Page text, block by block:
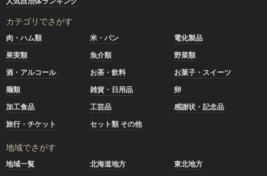
カテゴリでさがす
肉・ハム類 米・パン
電化製品
果実類
魚介類
野菜類
酒・アルコール
お茶・飲料
お菓子・スイーツ
麺類
雑貨・日用品
卵
加工食品
工芸品
感謝状・記念品
旅行・チケット
セット類 その他
地域でさがす
地域一覧 北海道地方
東北地方